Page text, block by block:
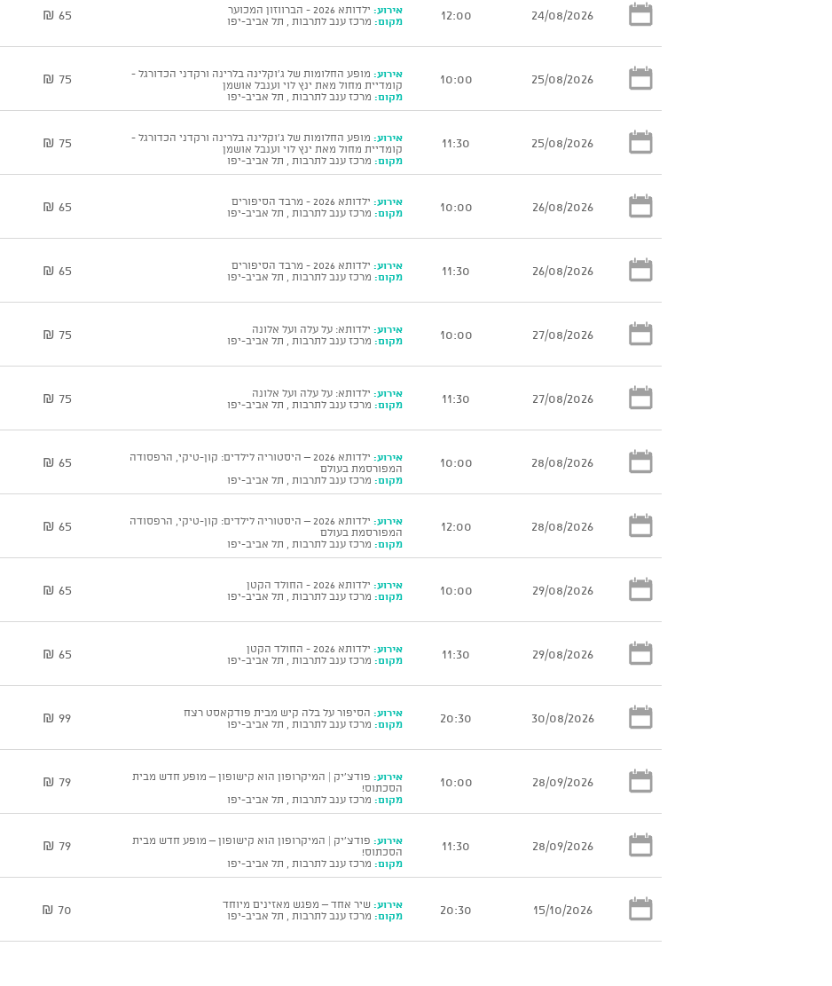
24/08/2026
12:00 אירוע: ילדותא 2026 - הברווזון המכוער
מקום: מרכז ענב לתרבות , תל אביב-יפו 65 ₪
25/08/2026
10:00 אירוע: מופע החלומות של ג'וקלינה בלרינה ורקדני הכדורגל -
קומדיית מחול מאת ינץ לוי וענבל אושמן
מקום: מרכז ענב לתרבות , תל אביב-יפו
75 ₪
25/08/2026
11:30 אירוע: מופע החלומות של ג'וקלינה בלרינה ורקדני הכדורגל -
קומדיית מחול מאת ינץ לוי וענבל אושמן
מקום: מרכז ענב לתרבות , תל אביב-יפו
75 ₪
26/08/2026
10:00 אירוע: ילדותא 2026 - מרבד הסיפורים
מקום: מרכז ענב לתרבות , תל אביב-יפו 65 ₪
26/08/2026
11:30 אירוע: ילדותא 2026 - מרבד הסיפורים
מקום: מרכז ענב לתרבות , תל אביב-יפו 65 ₪
27/08/2026
10:00 אירוע: ילדותא: על עלה ועל אלונה
מקום: מרכז ענב לתרבות , תל אביב-יפו 75 ₪
27/08/2026
11:30 אירוע: ילדותא: על עלה ועל אלונה
מקום: מרכז ענב לתרבות , תל אביב-יפו 75 ₪
28/08/2026
10:00 אירוע:
ילדותא 2026 – היסטוריה לילדים: קון-טיקי, הרפסודה
המפורסמת בעולם
מקום: מרכז ענב לתרבות , תל אביב-יפו
65 ₪
28/08/2026
12:00 אירוע:
ילדותא 2026 – היסטוריה לילדים: קון-טיקי, הרפסודה
המפורסמת בעולם
מקום: מרכז ענב לתרבות , תל אביב-יפו
65 ₪
29/08/2026
10:00 אירוע: ילדותא 2026 - החולד הקטן
מקום: מרכז ענב לתרבות , תל אביב-יפו 65 ₪
29/08/2026
11:30 אירוע: ילדותא 2026 - החולד הקטן
מקום: מרכז ענב לתרבות , תל אביב-יפו 65 ₪
30/08/2026
20:30 אירוע: הסיפור על בלה קיש מבית פודקאסט רצח
מקום: מרכז ענב לתרבות , תל אביב-יפו 99 ₪
28/09/2026
10:00 אירוע: פודצ'יק | המיקרופון הוא קישופון – מופע חדש מבית
הסכתוס!
מקום: מרכז ענב לתרבות , תל אביב-יפו
79 ₪
28/09/2026
11:30 אירוע: פודצ'יק | המיקרופון הוא קישופון – מופע חדש מבית
הסכתוס!
מקום: מרכז ענב לתרבות , תל אביב-יפו
79 ₪
15/10/2026
20:30 אירוע: שיר אחד – מפגש מאזינים מיוחד
מקום: מרכז ענב לתרבות , תל אביב-יפו 70 ₪